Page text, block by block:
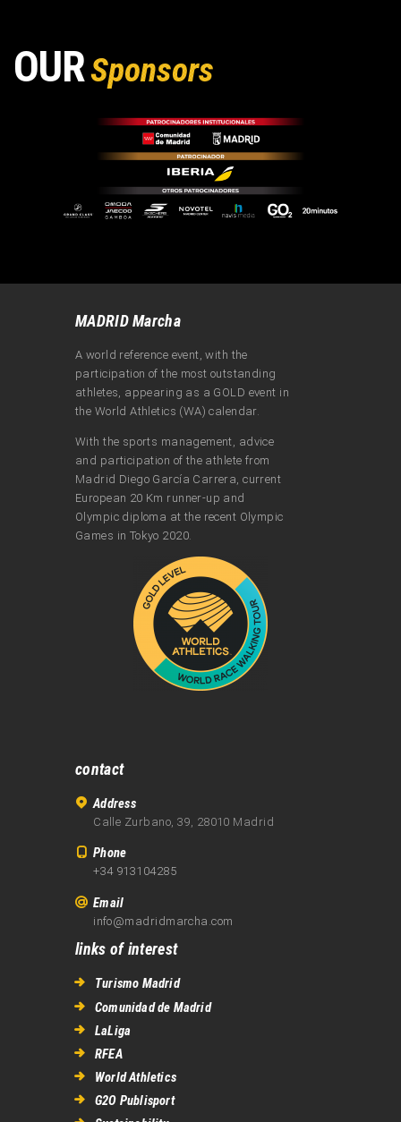
OURSponsors
MADRID Marcha
A world reference event, with the
participation of the most outstanding
athletes, appearing as a GOLD event in
the World Athletics (WA) calendar.
With the sports management, advice
and participation of the athlete from
Madrid Diego García Carrera, current
European 20 Km runner-up and
Olympic diploma at the recent Olympic
Games in Tokyo 2020.
contact
Address
Calle Zurbano, 39, 28010 Madrid
Phone
+34 913104285
Email
info@madridmarcha.com
links of interest
Turismo Madrid
Comunidad de Madrid
LaLiga
RFEA
World Athletics
G2O Publisport